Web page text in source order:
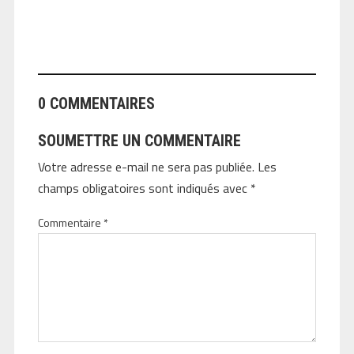
0 COMMENTAIRES
SOUMETTRE UN COMMENTAIRE
Votre adresse e-mail ne sera pas publiée. Les
champs obligatoires sont indiqués avec *
Commentaire *